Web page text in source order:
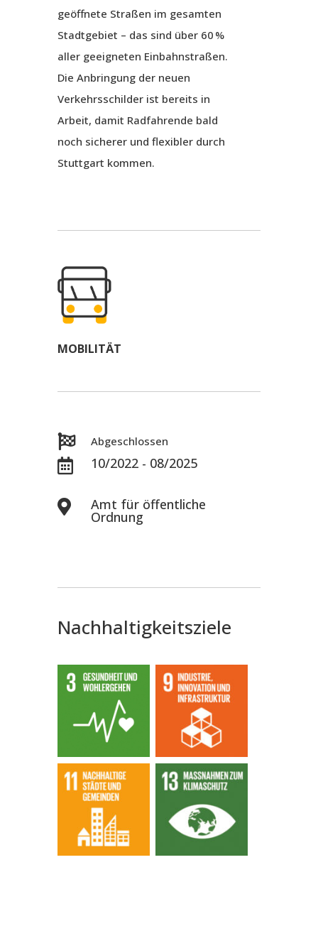
geöffnete Straßen im gesamten
Stadtgebiet – das sind über 60 %
aller geeigneten Einbahnstraßen.
Die Anbringung der neuen
Verkehrsschilder ist bereits in
Arbeit, damit Radfahrende bald
noch sicherer und flexibler durch
Stuttgart kommen.
MOBILITÄT
 Abgeschlossen
 10/2022 - 08/2025
 Amt für öffentliche
Ordnung
Nachhaltigkeitsziele